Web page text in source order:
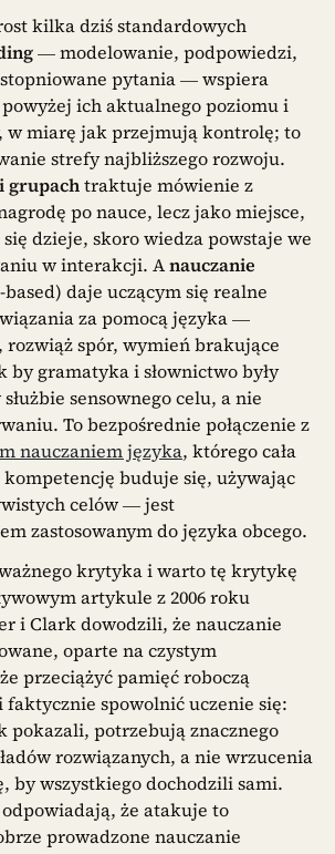
kilka dziś standardowych
— modelowanie, podpowiedzi,
pytania — wspiera
ich aktualnego poziomu i
w miarę jak przejmują kontrolę; to
strefy najbliższego rozwoju.
grupachtraktuje mówienie z
po nauce, lecz jako miejsce,
dzieje, skoro wiedza powstaje we
w interakcji. Anauczanie
based) daje uczącym się realne
za pomocą języka —
rozwiąż spór, wymień brakujące
gramatyka i słownictwo były
sensownego celu, a nie
To bezpośrednie połączenie z
nauczaniem języka, którego cała
buduje się, używając
celów — jest
zastosowanym do języka obcego.
krytyka i warto tę krytykę
artykule z 2006 roku
i Clark dowodzili, że nauczanie
oparte na czystym
przeciążyć pamięć roboczą
faktycznie spowolnić uczenie się:
pokazali, potrzebują znacznego
rozwiązanych, a nie wrzucenia
by wszystkiego dochodzili sami.
że atakuje to
prowadzone nauczanie